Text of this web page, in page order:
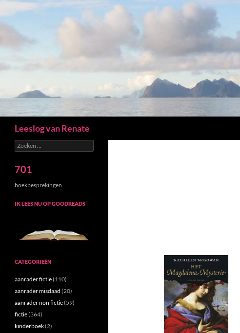
Leeslog van Renate
Zoeken
naar:
701
boekbesprekingen
IK LEES NU OP GOODREADS
CATEGORIEËN
aanrader fictie(110)
aanrader misdaad (20)
aanrader non fictie(59)
fictie(364)
kinderboek(2)